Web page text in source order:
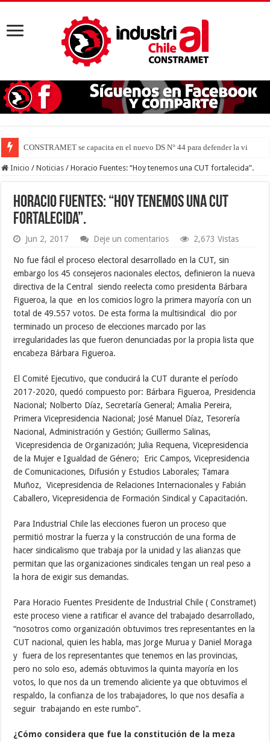
CONSTRAMET se capacita en el nuevo DS N° 44 para defender la vida
Inicio / Noticias / Horacio Fuentes: “Hoy tenemos una CUT fortalecida”.
Horacio Fuentes: “Hoy tenemos una CUT
fortalecida”.
Jun 2, 2017 Deje un comentarios 2,673 Vistas
No fue fácil el proceso electoral desarrollado en la CUT, sin
embargo los 45 consejeros nacionales electos, definieron la nueva
directiva de la Central siendo reelecta como presidenta Bárbara
Figueroa, la que en los comicios logro la primera mayoría con un
total de 49.557 votos. De esta forma la multisindical dio por
terminado un proceso de elecciones marcado por las
irregularidades las que fueron denunciadas por la propia lista que
encabeza Bárbara Figueroa.
El Comité Ejecutivo, que conducirá la CUT durante el período
2017-2020, quedó compuesto por: Bárbara Figueroa, Presidencia
Nacional; Nolberto Díaz, Secretaría General; Amalia Pereira,
Primera Vicepresidencia Nacional; José Manuel Díaz, Tesorería
Nacional, Administración y Gestión; Guillermo Salinas,
Vicepresidencia de Organización; Julia Requena, Vicepresidencia
de la Mujer e Igualdad de Género; Eric Campos, Vicepresidencia
de Comunicaciones, Difusión y Estudios Laborales; Tamara
Muñoz, Vicepresidencia de Relaciones Internacionales y Fabián
Caballero, Vicepresidencia de Formación Sindical y Capacitación.
Para Industrial Chile las elecciones fueron un proceso que
permitió mostrar la fuerza y la construcción de una forma de
hacer sindicalismo que trabaja por la unidad y las alianzas que
permitan que las organizaciones sindicales tengan un real peso a
la hora de exigir sus demandas.
Para Horacio Fuentes Presidente de Industrial Chile ( Constramet)
este proceso viene a ratificar el avance del trabajado desarrollado,
“nosotros como organización obtuvimos tres representantes en la
CUT nacional, quien les habla, mas Jorge Murua y Daniel Moraga
y fuera de los representantes que tenemos en las provincias,
pero no solo eso, además obtuvimos la quinta mayoría en los
votos, lo que nos da un tremendo aliciente ya que obtuvimos el
respaldo, la confianza de los trabajadores, lo que nos desafía a
seguir trabajando en este rumbo”.
¿Cómo considera que fue la constitución de la meza